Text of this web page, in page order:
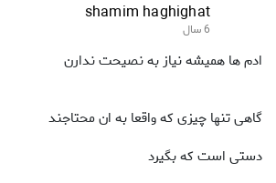
shamim haghighat
6 سال
ادم ها همیشه نیاز به نصیحت ندارن
گاهی تنها چیزی که واقعا به ان محتاجند
دستی است که بگیرد